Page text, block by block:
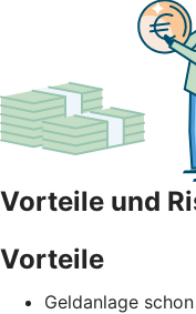
Vorteile und
Vorteile
Geldanlage